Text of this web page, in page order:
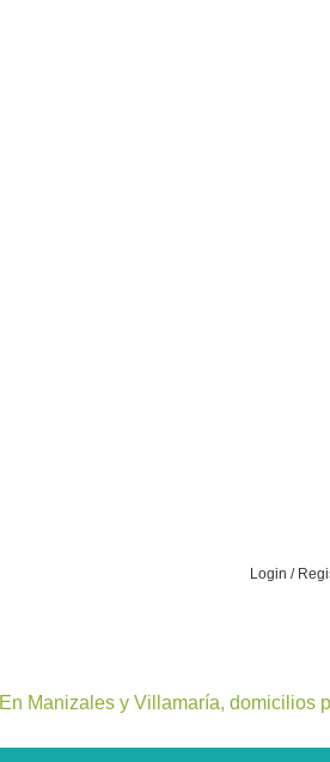
Login /
En Manizales y Villamaría, domicilios